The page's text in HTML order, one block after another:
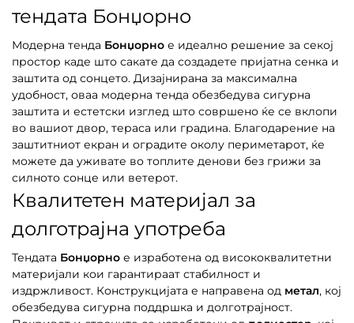
тендата Бонџорно
Модерна тенда Бонџорно е идеално решение за секој
простор каде што сакате да создадете пријатна сенка и
заштита од сонцето. Дизајнирана за максимална
удобност, оваа модерна тенда обезбедува сигурна
заштита и естетски изглед што совршено ќе се вклопи
во вашиот двор, тераса или градина. Благодарение на
заштитниот екран и оградите околу периметарот, ќе
можете да уживате во топлите денови без грижи за
силното сонце или ветерот.
Квалитетен материјал за
долготрајна употреба
Тендата Бонџорно е изработена од висококвалитетни
материјали кои гарантираат стабилност и
издржливост. Конструкцијата е направена од метал, кој
обезбедува сигурна поддршка и долготрајност.